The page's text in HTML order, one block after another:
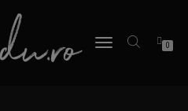
TOGGLE
0